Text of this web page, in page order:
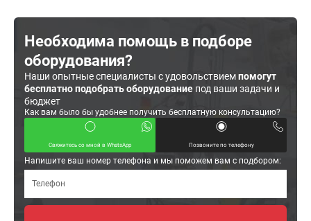
Необходима помощь в подборе
оборудования?
Наши опытные специалисты с удовольствиемпомогут
бесплатно подобрать оборудование под ваши задачи и
бюджет
Как вам было бы удобнее получить бесплатную консультацию?
Свяжитесь со мной в WhatsApp Позвоните по телефону
Напишите ваш номер телефона и мы поможем вам с подбором: